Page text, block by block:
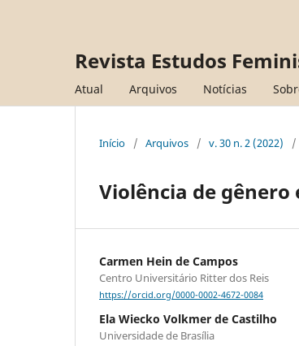
Revista Estudos
Atual Arquivos Notícias
Início / Arquivos / v. 30 n. 2 (2022) /
Violência de gênero
Carmen Hein de Campos
Centro Universitário Ritter dos Reis
https://orcid.org/0000-0002-4672-0084
Ela Wiecko Volkmer de Castilho
Universidade de Brasília